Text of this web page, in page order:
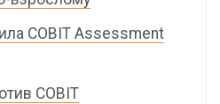
COBIT Assessment
COBIT